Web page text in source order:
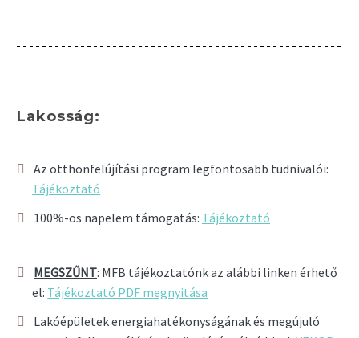
Lakosság:
Az otthonfelújítási program legfontosabb tudnivalói:
Tájékoztató
100%-os napelem támogatás: Tájékoztató
MEGSZŰNT: MFB tájékoztatónk az alábbi linken érhető
el: Tájékoztató PDF megnyitása
Lakóépületek energiahatékonyságának és megújuló